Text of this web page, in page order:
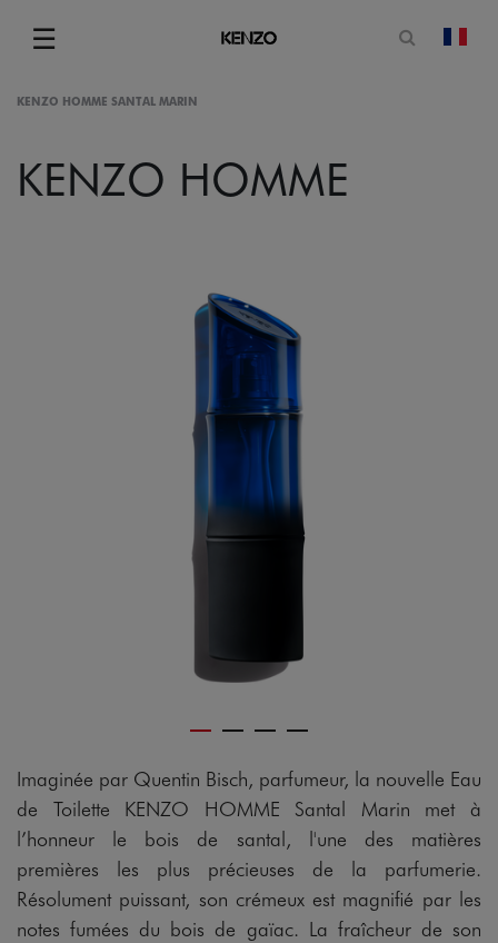
☰
Menu
Ouvrir
KENZO HOMME SANTAL MARIN
KENZO HOMME
Imaginée par Quentin Bisch, parfumeur, la nouvelle Eau
de Toilette KENZO HOMME Santal Marin met à
l’honneur le bois de santal, l'une des matières
premières les plus précieuses de la parfumerie.
Résolument puissant, son crémeux est magnifié par les
notes fumées du bois de gaïac. La fraîcheur de son